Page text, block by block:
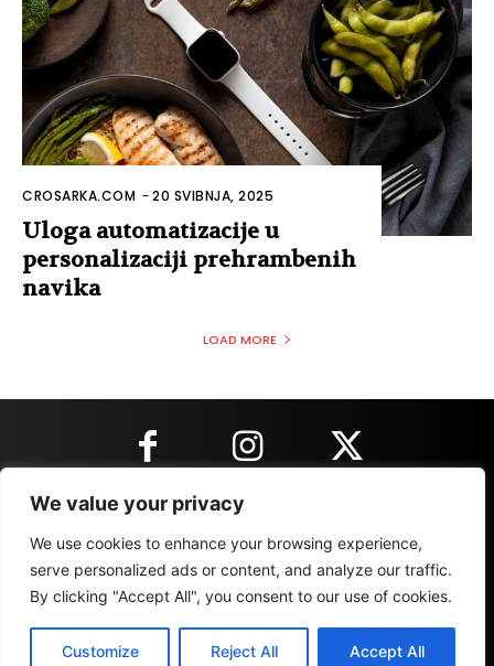
We value your privacy
We use cookies to enhance your browsing experience,
serve personalized ads or content, and analyze our traffic.
By clicking "Accept All", you consent to our use of cookies.
Customize Reject All Accept All
CROSARKA.COM -20 SVIBNJA, 2025
Uloga automatizacije u
personalizaciji prehrambenih
navika
LOAD MORE
KONTAKT INFORMACIJE
IMPRESSUM MARKETING REZULTATI